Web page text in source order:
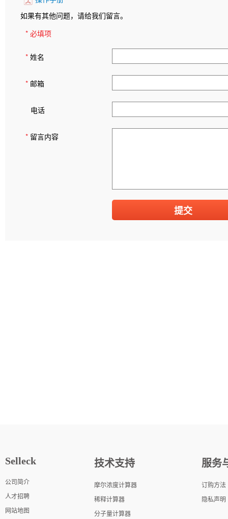
如果有其他问题，请给我们留言。
* 必填项
* 姓名
* 邮箱
电话
* 留言内容
Selleck
公司简介
人才招聘
网站地图
技术支持
摩尔浓度计算器
稀释计算器
分子量计算器
服务
订购方法
隐私声明